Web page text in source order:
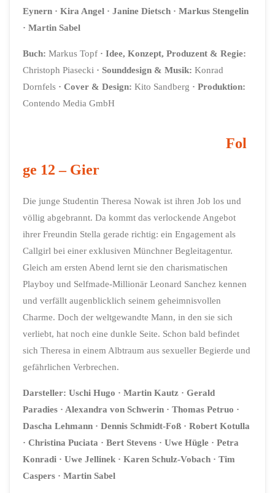
Eynern · Kira Angel · Janine Dietsch · Markus Stengelin
· Martin Sabel
Buch: Markus Topf ·Idee, Konzept, Produzent & Regie:
Christoph Piasecki ·Sounddesign & Musik: Konrad
Dornfels ·Cover & Design: Kito Sandberg ·Produktion:
Contendo Media GmbH
Fol
ge 12 – Gier
Die junge Studentin Theresa Nowak ist ihren Job los und
völlig abgebrannt. Da kommt das verlockende Angebot
ihrer Freundin Stella gerade richtig: ein Engagement als
Callgirl bei einer exklusiven Münchner Begleitagentur.
Gleich am ersten Abend lernt sie den charismatischen
Playboy und Selfmade-Millionär Leonard Sanchez kennen
und verfällt augenblicklich seinem geheimnisvollen
Charme. Doch der weltgewandte Mann, in den sie sich
verliebt, hat noch eine dunkle Seite. Schon bald befindet
sich Theresa in einem Albtraum aus sexueller Begierde und
gefährlichen Verbrechen.
Darsteller:Uschi Hugo · Martin Kautz · Gerald
Paradies · Alexandra von Schwerin · Thomas Petruo ·
Dascha Lehmann · Dennis Schmidt-Foß · Robert Kotulla
· Christina Puciata · Bert Stevens · Uwe Hügle · Petra
Konradi · Uwe Jellinek·Karen Schulz-Vobach · Tim
Caspers · Martin Sabel